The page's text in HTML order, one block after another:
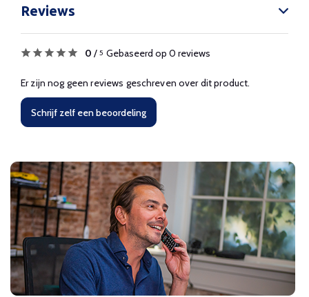
Reviews
0 / 5 Gebaseerd op 0 reviews
Er zijn nog geen reviews geschreven over dit product.
Schrijf zelf een beoordeling